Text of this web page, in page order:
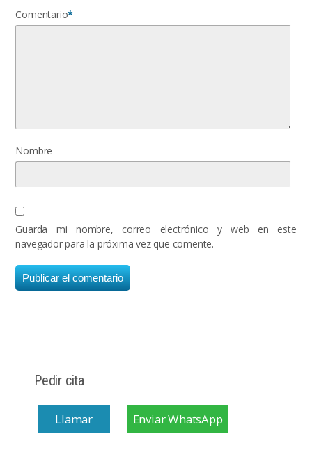
Comentario*
Nombre
Guarda mi nombre, correo electrónico y web en este
navegador para la próxima vez que comente.
Pedir cita
Llamar Enviar WhatsApp